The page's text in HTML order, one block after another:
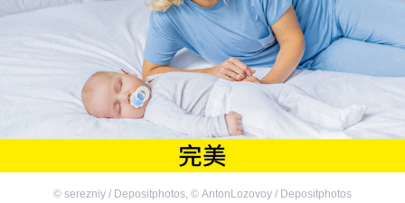
© serezniy / Depositphotos, © AntonLozovoy / Depositphotos